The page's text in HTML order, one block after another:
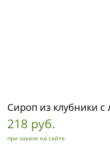
Сироп из клубники с
218 руб.
при заказе на сайте